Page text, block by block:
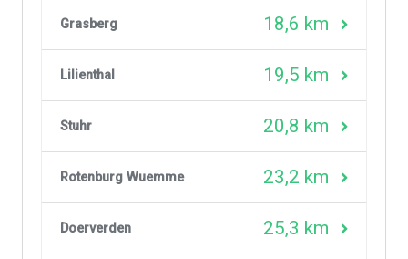
Grasberg 18,6 km
Lilienthal 19,5 km
Stuhr 20,8 km
Rotenburg Wuemme 23,2 km
Doerverden 25,3 km